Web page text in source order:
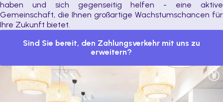
haben und sich gegenseitig helfen - eine aktive
Gemeinschaft, die Ihnen großartige Wachstumschancen für
Ihre Zukunft bietet.
Sind Sie bereit, den Zahlungsverkehr mit uns zu
erweitern?